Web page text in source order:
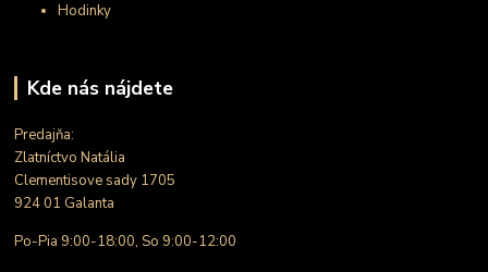
Hodinky
Kde nás nájdete
Predajňa:
Zlatníctvo Natália
Clementisove sady 1705
924 01 Galanta
Po-Pia 9:00-18:00, So 9:00-12:00